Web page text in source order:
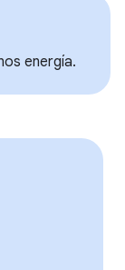
energía.